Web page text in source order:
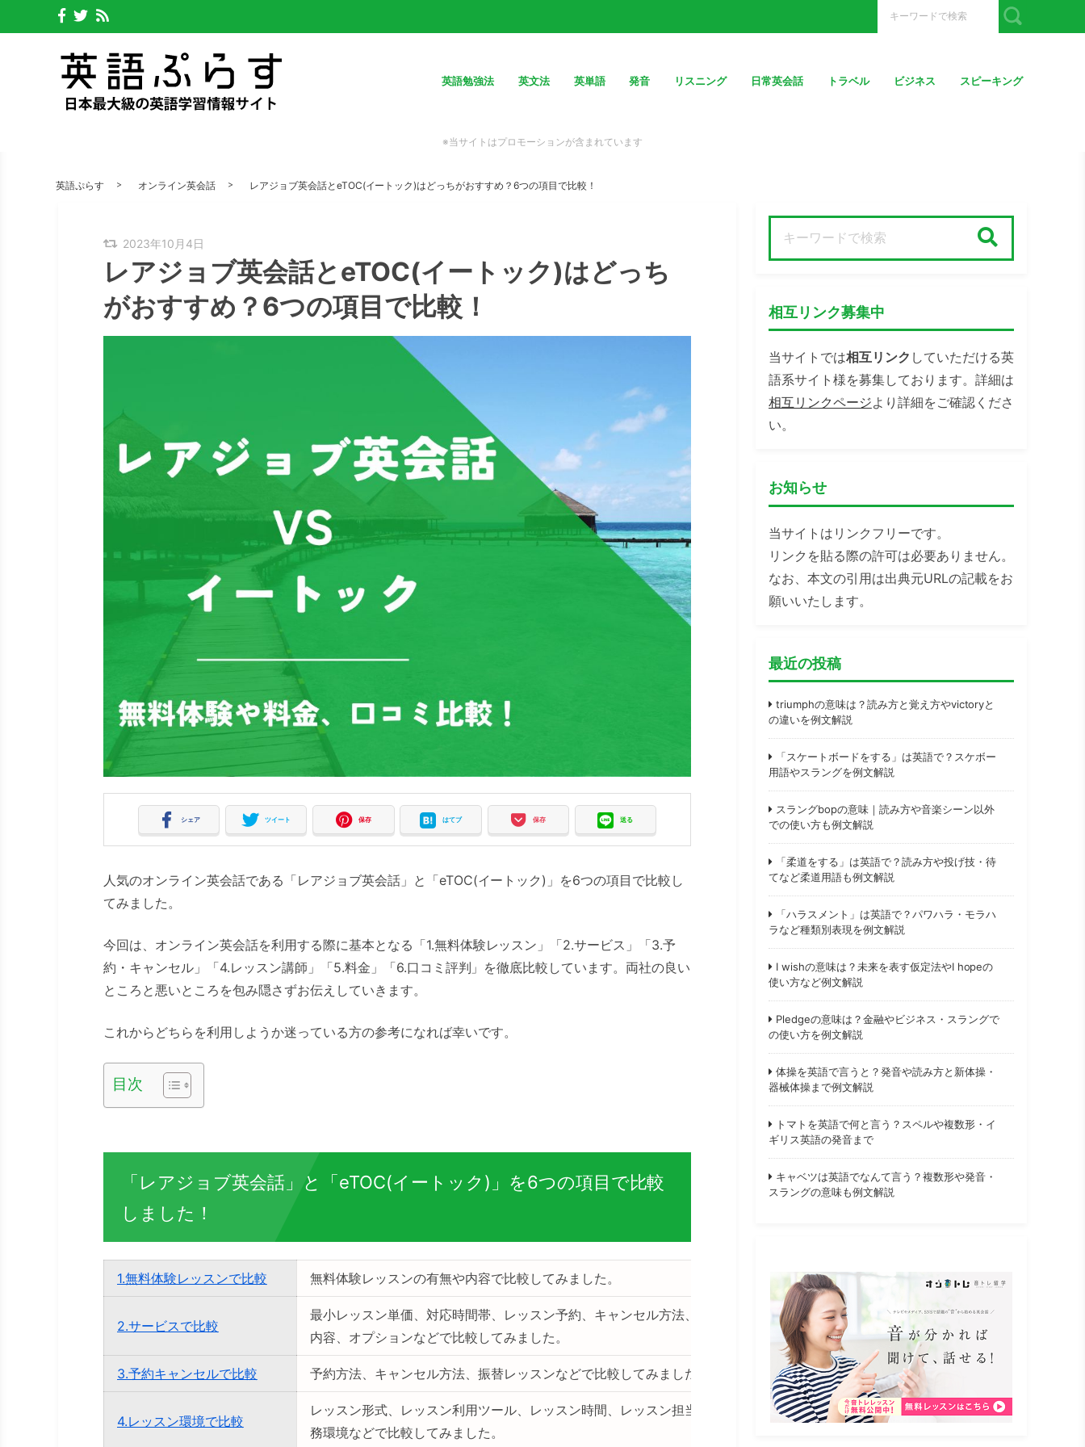
英語勉強法 英文法 英単語 発音 リスニング 日常英会話 トラベル ビジネス スピーキング
※当サイトはプロモーションが含まれています
英語ぷらす オンライン英会話 レアジョブ英会話とeTOC(イートック)はどっちがおすすめ？6つの項目で比較！
2023年10月4日
レアジョブ英会話とeTOC(イートック)はどっち
がおすすめ？6つの項目で比較！
シェア ツイート 保存 はてブ 保存 送る
人気のオンライン英会話である「レアジョブ英会話」と「eTOC(イートック)」を6つの項目で比較し
てみました。
今回は、オンライン英会話を利用する際に基本となる「1.無料体験レッスン」「2.サービス」「3.予
約・キャンセル」「4.レッスン講師」「5.料金」「6.口コミ評判」を徹底比較しています。両社の良い
ところと悪いところを包み隠さずお伝えしていきます。
これからどちらを利用しようか迷っている方の参考になれば幸いです。
目次
「レアジョブ英会話」と「eTOC(イートック)」を6つの項目で比較
しました！
1.無料体験レッスンで比較 無料体験レッスンの有無や内容で比較してみました。
2.サービスで比較
最小レッスン単価、対応時間帯、レッスン予約、キャンセル方法、振替レッスン、コース内容、サポート
内容、オプションなどで比較してみました。
3.予約キャンセルで比較 予約方法、キャンセル方法、振替レッスンなどで比較してみました。
4.レッスン環境で比較
レッスン形式、レッスン利用ツール、レッスン時間、レッスン担当、講師の国籍、講師の人数、講師の勤
務環境などで比較してみました。
相互リンク募集中
当サイトでは相互リンク していただける英
語系サイト様を募集しております。詳細は
相互リンクページより詳細をご確認くださ
い。
お知らせ
当サイトはリンクフリーです。
リンクを貼る際の許可は必要ありません。
なお、本文の引用は出典元URLの記載をお
願いいたします。
最近の投稿
triumphの意味は？読み方と覚え方やvictoryと
の違いを例文解説
「スケートボードをする」は英語で？スケボー
用語やスラングを例文解説
スラングbopの意味｜読み方や音楽シーン以外
での使い方も例文解説
「柔道をする」は英語で？読み方や投げ技・待
てなど柔道用語も例文解説
「ハラスメント」は英語で？パワハラ・モラハ
ラなど種類別表現を例文解説
I wishの意味は？未来を表す仮定法やI hopeの
使い方など例文解説
Pledgeの意味は？金融やビジネス・スラングで
の使い方を例文解説
体操を英語で言うと？発音や読み方と新体操・
器械体操まで例文解説
トマトを英語で何と言う？スペルや複数形・イ
ギリス英語の発音まで
キャベツは英語でなんて言う？複数形や発音・
スラングの意味も例文解説